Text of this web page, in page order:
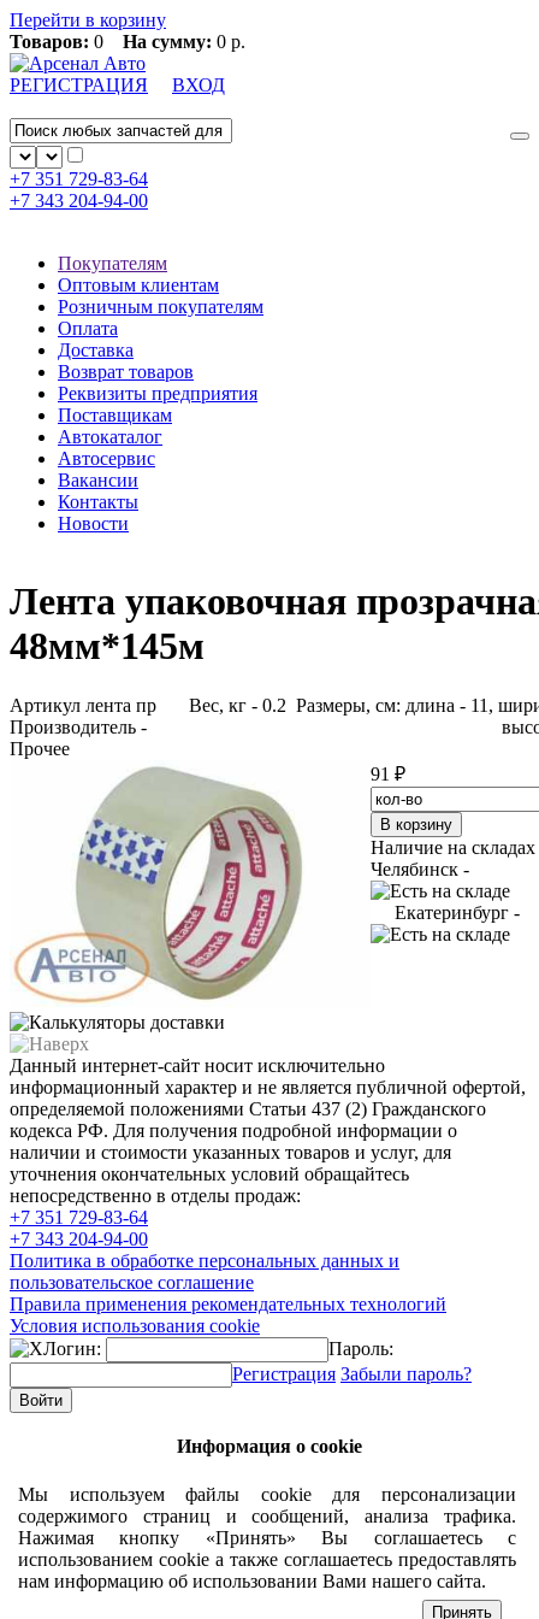
Перейти в корзину
Товаров: 0 На сумму: 0 р.
РЕГИСТРАЦИЯ ВХОД
+7 351 729-83-64
+7 343 204-94-00
Покупателям
Оптовым клиентам
Розничным покупателям
Оплата
Доставка
Возврат товаров
Реквизиты предприятия
Поставщикам
Автокаталог
Автосервис
Вакансии
Контакты
Новости
Лента упаковочная
48мм*145м
Артикул лента пр
Производитель -
Прочее
Вес, кг - 0.2 Размеры, см: длина - 11,
91 ₽
Наличие на складах
Челябинск -
Екатеринбург -
Данный интернет-сайт носит исключительно
информационный характер и не является публичной офертой,
определяемой положениями Статьи 437 (2) Гражданского
кодекса РФ. Для получения подробной информации о
наличии и стоимости указанных товаров и услуг, для
уточнения окончательных условий обращайтесь
непосредственно в отделы продаж:
+7 351 729-83-64
+7 343 204-94-00
Политика в обработке персональных данных и
пользовательское соглашение
Правила применения рекомендательных технологий
Условия использования cookie
Логин:
Пароль:
Регистрация Забыли пароль?
Информация о cookie
Мы используем файлы cookie для персонализации
содержимого страниц и сообщений, анализа трафика.
Нажимая кнопку «Принять» Вы соглашаетесь с
использованием cookie а также соглашаетесь предоставлять
нам информацию об использовании Вами нашего сайта.
Принять